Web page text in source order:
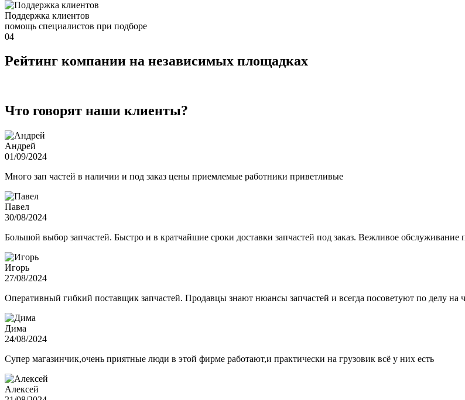
Поддержка клиентов
помощь специалистов при подборе
04
Рейтинг компании на независимых площадках
Что говорят наши клиенты?
Андрей
01/09/2024
Много зап частей в наличии и под заказ цены приемлемые работники приветливые
Павел
30/08/2024
Большой выбор запчастей. Быстро и в кратчайшие сроки доставки запчастей под заказ. Вежливое обслуживание
Игорь
27/08/2024
Оперативный гибкий поставщик запчастей. Продавцы знают нюансы запчастей и всегда посоветуют по делу на
Дима
24/08/2024
Супер магазинчик,очень приятные люди в этой фирме работают,и практически на грузовик всё у них есть
Алексей